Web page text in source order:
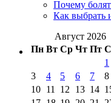
Почему
Как выбрать
Август 2026
Пн Вт Ср Чт Пт
1
3
4 5 6 7 8
10 11 12 13 14